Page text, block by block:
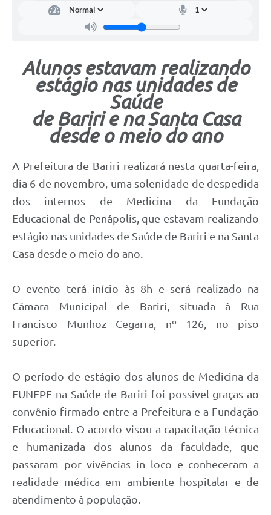
Alunos estavam realizando
estágio nas unidades de
Saúde
de Bariri e na Santa Casa
desde o meio do ano
A Prefeitura de Bariri realizará nesta quarta-feira,
dia 6 de novembro, uma solenidade de despedida
dos internos de Medicina da Fundação
Educacional de Penápolis, que estavam realizando
estágio nas unidades de Saúde de Bariri e na Santa
Casa desde o meio do ano.
O evento terá início às 8h e será realizado na
Câmara Municipal de Bariri, situada à Rua
Francisco Munhoz Cegarra, nº 126, no piso
superior.
O período de estágio dos alunos de Medicina da
FUNEPE na Saúde de Bariri foi possível graças ao
convênio firmado entre a Prefeitura e a Fundação
Educacional. O acordo visou a capacitação técnica
e humanizada dos alunos da faculdade, que
passaram por vivências in loco e conheceram a
realidade médica em ambiente hospitalar e de
atendimento à população.